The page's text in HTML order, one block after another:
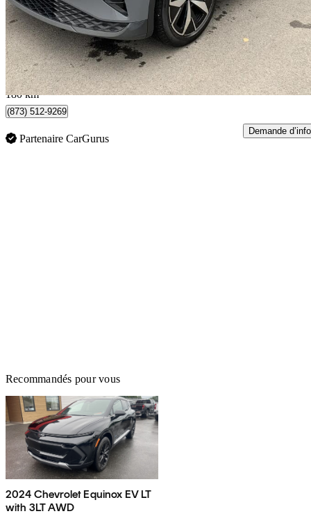
37 000 $ Affaire
649 $/mois env.
Québec, QC
180 km
(873) 512-9269
Partenaire CarGurus
Demande d’info
Recommandés pour vous
2024 Chevrolet Equinox EV LT
with 3LT AWD